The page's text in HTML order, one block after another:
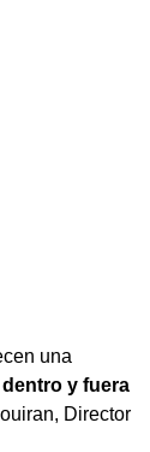
una
y fuera
Director